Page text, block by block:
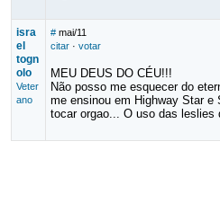
isra
el
togn
olo
Veter
ano
# mai/11
citar· votar
MEU DEUS DO CÉU!!!
Não posso me esquecer do
me ensinou em Highway Star e
tocar orgao... O uso das leslies